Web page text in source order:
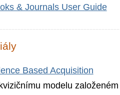
& Journals User Guide
Based Acquisition
modelu